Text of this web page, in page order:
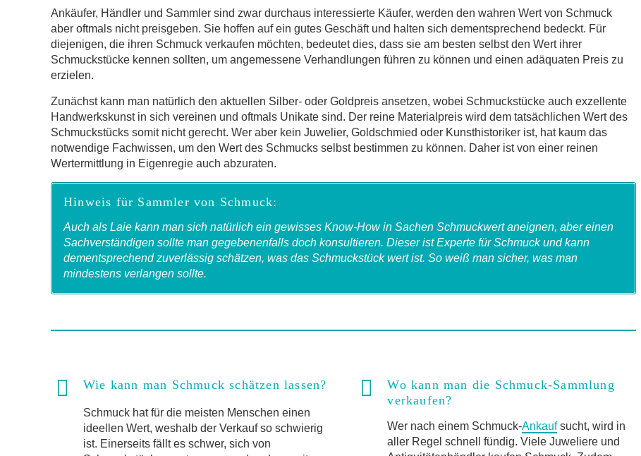
Ankäufer, Händler und Sammler sind zwar durchaus interessierte Käufer, werden den wahren Wert von Schmuck
aber oftmals nicht preisgeben. Sie hoffen auf ein gutes Geschäft und halten sich dementsprechend bedeckt. Für
diejenigen, die ihren Schmuck verkaufen möchten, bedeutet dies, dass sie am besten selbst den Wert ihrer
Schmuckstücke kennen sollten, um angemessene Verhandlungen führen zu können und einen adäquaten Preis zu
erzielen.
Zunächst kann man natürlich den aktuellen Silber- oder Goldpreis ansetzen, wobei Schmuckstücke auch exzellente
Handwerkskunst in sich vereinen und oftmals Unikate sind. Der reine Materialpreis wird dem tatsächlichen Wert des
Schmuckstücks somit nicht gerecht. Wer aber kein Juwelier, Goldschmied oder Kunsthistoriker ist, hat kaum das
notwendige Fachwissen, um den Wert des Schmucks selbst bestimmen zu können. Daher ist von einer reinen
Wertermittlung in Eigenregie auch abzuraten.
Hinweis für Sammler von Schmuck:
Auch als Laie kann man sich natürlich ein gewisses Know-How in Sachen Schmuckwert aneignen, aber einen
Sachverständigen sollte man gegebenenfalls doch konsultieren. Dieser ist Experte für Schmuck und kann
dementsprechend zuverlässig schätzen, was das Schmuckstück wert ist. So weiß man sicher, was man
mindestens verlangen sollte.
Wie kann man Schmuck schätzen lassen?
Schmuck hat für die meisten Menschen einen
ideellen Wert, weshalb der Verkauf so schwierig
ist. Einerseits fällt es schwer, sich von
Wo kann man die Schmuck-Sammlung
verkaufen?
Wer nach einem Schmuck-Ankaufsucht, wird in
aller Regel schnell fündig. Viele Juweliere und